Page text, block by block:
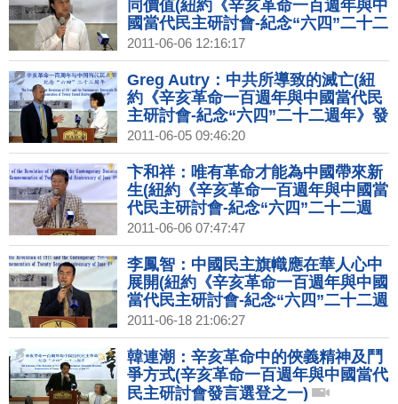
同價值(紐約《辛亥革命一百週年與中
國當代民主研討會-紀念“六四”二十二
週年》發言選登之十二)
2011-06-06 12:16:17
Greg Autry：中共所導致的滅亡(紐
約《辛亥革命一百週年與中國當代民
主研討會-紀念“六四”二十二週年》發
言選登之九)
2011-06-05 09:46:20
卞和祥：唯有革命才能為中國帶來新
生(紐約《辛亥革命一百週年與中國當
代民主研討會-紀念“六四”二十二週
年》發言選登之十)
2011-06-06 07:47:47
李鳳智：中國民主旗幟應在華人心中
展開(紐約《辛亥革命一百週年與中國
當代民主研討會-紀念“六四”二十二週
年》發言選登之二十)
2011-06-18 21:06:27
韓連潮：辛亥革命中的俠義精神及鬥
爭方式(辛亥革命一百週年與中國當代
民主研討會發言選登之一)